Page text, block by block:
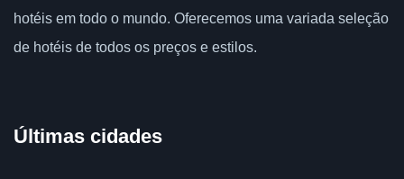
hotéis em todo o mundo. Oferecemos uma variada seleção
de hotéis de todos os preços e estilos.
Últimas cidades